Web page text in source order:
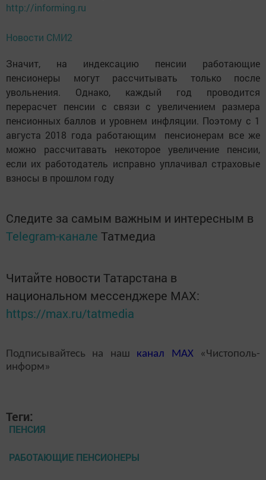
http://informing.ru
Новости СМИ2
Значит, на индексацию пенсии работающие
пенсионеры могут рассчитывать только после
увольнения. Однако, каждый год проводится
перерасчет пенсии с связи с увеличением размера
пенсионных баллов и уровнем инфляции. Поэтому с 1
августа 2018 года работающим пенсионерам все же
можно рассчитавать некоторое увеличение пенсии,
если их работодатель исправно уплачивал страховые
взносы в прошлом году
Следите за самым важным и интересным в
Telegram-канале Татмедиа
Читайте новости Татарстана в
национальном мессенджере MАХ:
https://max.ru/tatmedia
Подписывайтесь на наш канал MAX«Чистополь-
информ»
Теги:
ПЕНСИЯ
РАБОТАЮЩИЕ ПЕНСИОНЕРЫ